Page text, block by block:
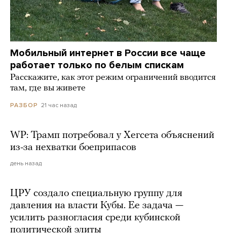
Мобильный интернет в России все чаще
работает только по белым спискам
Расскажите, как этот режим ограничений вводится
там, где вы живете
РАЗБОР 21 час назад
WP: Трамп потребовал у Хегсета объяснений
из-за нехватки боеприпасов
день назад
ЦРУ создало специальную группу для
давления на власти Кубы. Ее задача —
усилить разногласия среди кубинской
политической элиты